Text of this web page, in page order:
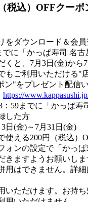
税込）OFFクー
をダウンロード＆会員
でに「かっぱ寿司 名
くと、7月3日(金)から7
もご利用いただける"
ン"をプレゼント配信
https://
59までに「かっぱ寿
した方
日(金)～7月31日(金)
使える200円（税込）
ォンの設定で「かっぱ
きますようお願いしま
用はできません。詳
いただけます。お持ち